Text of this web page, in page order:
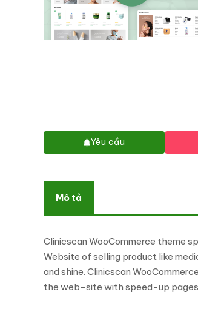
Yêu cầu
Mô tả
Clinicscan WooCommerce theme
Website of selling product like
and shine. Clinicscan
the web-site with speed-up